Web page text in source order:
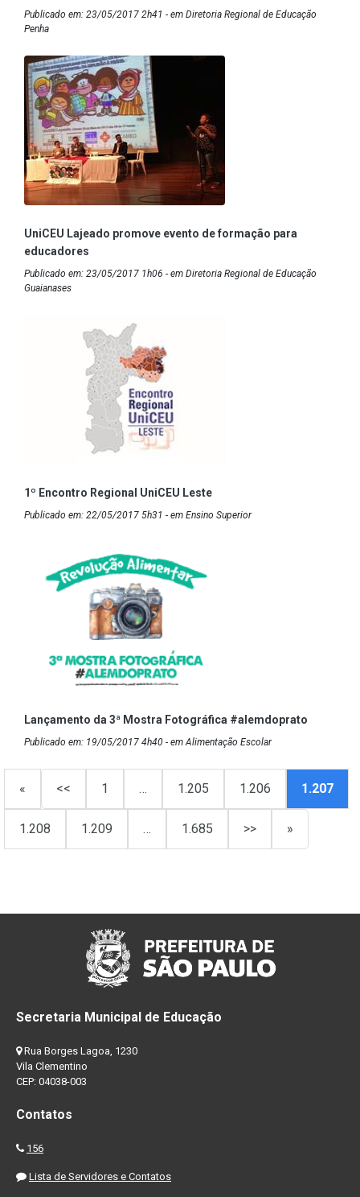
Publicado em: 23/05/2017 2h41 - em Diretoria Regional de Educação
Penha
UniCEU Lajeado promove evento de formação para
educadores
Publicado em: 23/05/2017 1h06 - em Diretoria Regional de Educação
Guaianases
1º Encontro Regional UniCEU Leste
Publicado em: 22/05/2017 5h31 - em Ensino Superior
Lançamento da 3ª Mostra Fotográfica #alemdoprato
Publicado em: 19/05/2017 4h40 - em Alimentação Escolar
« << 1 … 1.205 1.206 1.207
1.208 1.209 … 1.685 >> »
Secretaria Municipal de Educação
Rua Borges Lagoa, 1230
Vila Clementino
CEP: 04038-003
Contatos
156
Lista de Servidores e Contatos